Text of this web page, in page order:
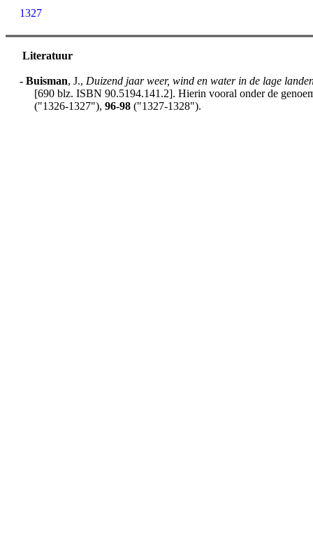
1327
Literatuur
- Buisman, J., Duizend jaar weer, wind en water in de lage
[690 blz. ISBN 90.5194.141.2]. Hierin vooral onder de
("1326-1327"),96-98 ("1327-1328").